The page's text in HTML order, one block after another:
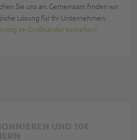
Sie uns an. Gemeinsam finden wir
Lösung für Ihr Unternehmen.
im Großhandel bestellen!